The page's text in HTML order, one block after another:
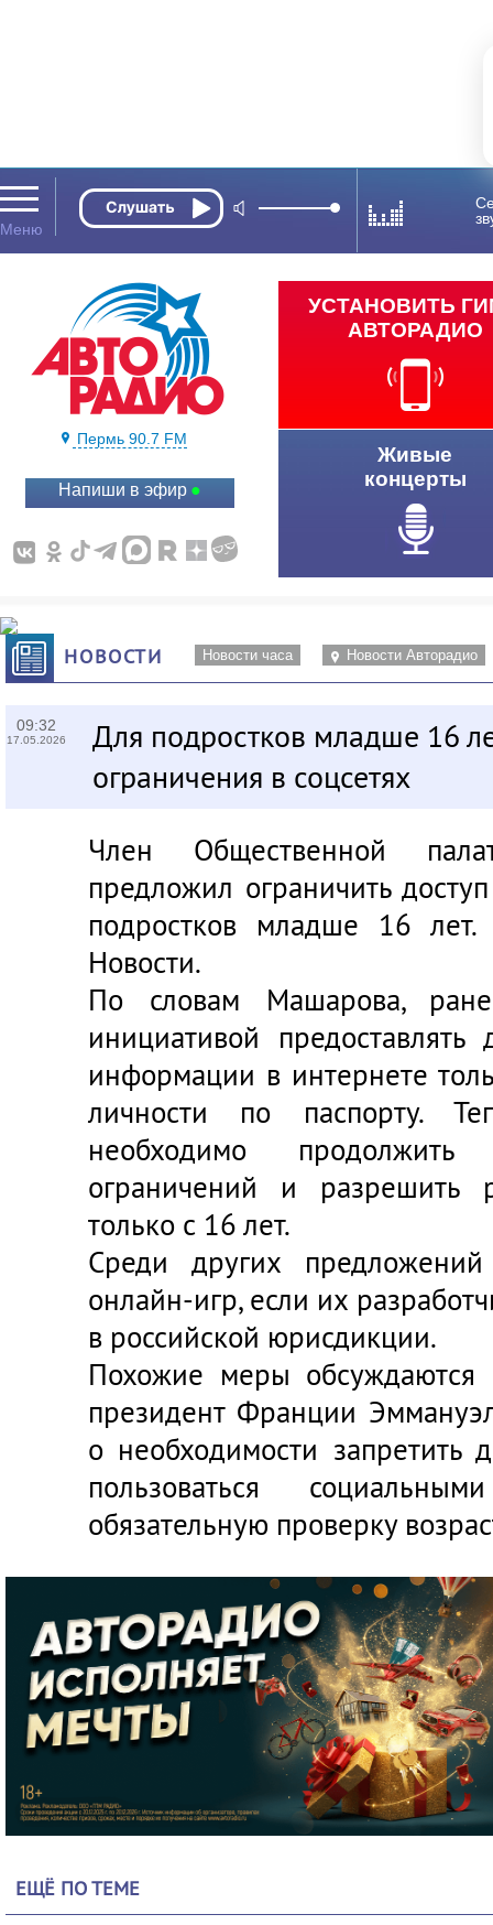
Пермь 90.7 FM
Напиши в эфир
УСТАНОВИТЬ
АВТОРАДИО
Живые
концерты
НОВОСТИ Новости часа Новости Авторадио
09:32
17.05.2026
Для подростков младше 16
ограничения в соцсетях
Член Общественной
предложил ограничить
подростков младше 16
Новости.
По словам Машарова,
инициативой предоставлять
информации в интернете
личности по паспорту.
необходимо продолжить
ограничений и разрешить
только с 16 лет.
Среди других
онлайн-игр, если их
в российской юрисдикции.
Похожие меры обсуждаются
президент Франции
о необходимости
пользоваться
обязательную проверку
ЕЩЁ ПО ТЕМЕ